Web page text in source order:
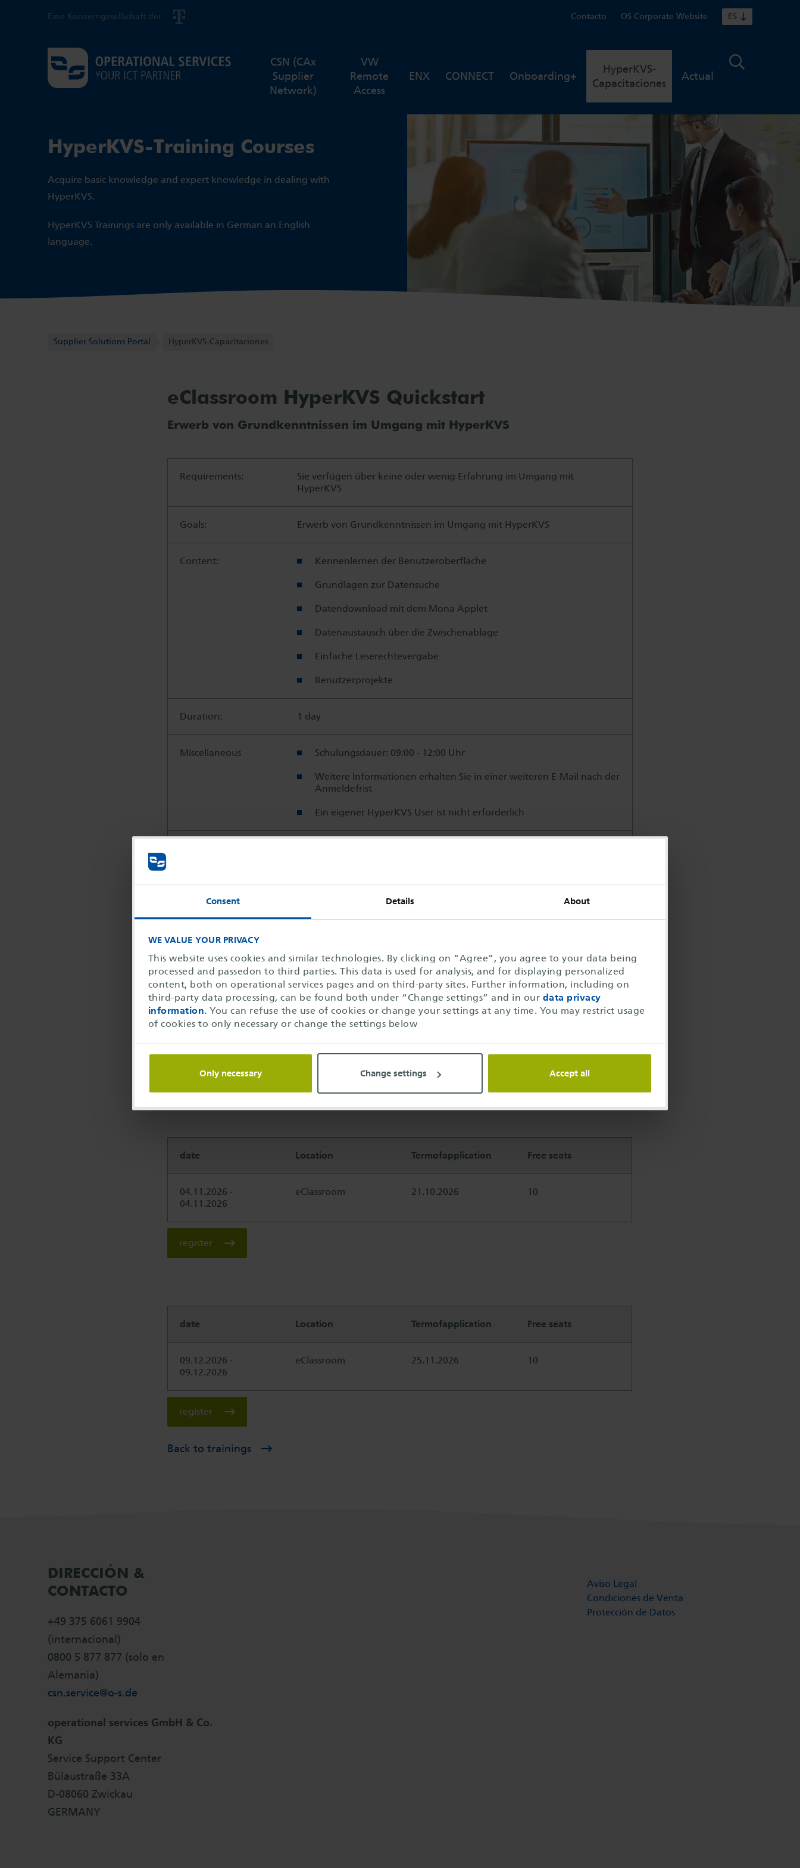
Consent Details About
WE VALUE YOUR PRIVACY
This website uses cookies and similar technologies. By clicking on “Agree”, you agree to your data being
processed and passedon to third parties. This data is used for analysis, and for displaying personalized
content, both on operational services pages and on third-party sites. Further information, including on
third-party data processing, can be found both under “Change settings” and in our data privacy
information. You can refuse the use of cookies or change your settings at any time. You may restrict usage
of cookies to only necessary or change the settings below
Only necessary Change settings Accept all
Eine Konzerngesellschaft der
CSN (CAx
Supplier
Network)
VW
Remote
Access
ENX CONNECT Onboarding+
HyperKVS-
Capacitaciones
Actual
Contacto OS Corporate Website ES
HyperKVS-Training Courses
Acquire basic knowledge and expert knowledge in dealing with
HyperKVS.
HyperKVS Trainings are only available in German an English
language.
Supplier Solutions Portal
Supplier Solutions Portal HyperKVS-Capacitaciones
eClassroom HyperKVS Quickstart
Erwerb von Grundkenntnissen im Umgang mit HyperKVS
Requirements:
Sie verfügen über keine oder wenig Erfahrung im Umgang mit
HyperKVS
Goals: Erwerb von Grundkenntnissen im Umgang mit HyperKVS
Content: Kennenlernen der Benutzeroberfläche
Grundlagen zur Datensuche
Datendownload mit dem Mona Applet
Datenaustausch über die Zwischenablage
Einfache Leserechtevergabe
Benutzerprojekte
Duration: 1 day
Miscellaneous Schulungsdauer: 09:00 - 12:00 Uhr
Weitere Informationen erhalten Sie in einer weiteren E-Mail nach der
Anmeldefrist
Ein eigener HyperKVS User ist nicht erforderlich
date Location Termofapplication Free seats
23.09.2026 -
eClassroom 09.09.2026
register
date Location Termofapplication Free seats
04.11.2026 -
04.11.2026
eClassroom 21.10.2026 10
register
date Location Termofapplication Free seats
09.12.2026 -
09.12.2026
eClassroom 25.11.2026 10
register
Back to trainings
DIRECCIÓN &
CONTACTO
+49 375 6061 9904
(internacional)
0800 5 877 877 (solo en
Alemania)
csn.service@o-s.de
operational services GmbH & Co.
KG
Service Support Center
Bülaustraße 33A
D-08060 Zwickau
GERMANY
Aviso Legal
Condiciones de Venta
Protección de Datos